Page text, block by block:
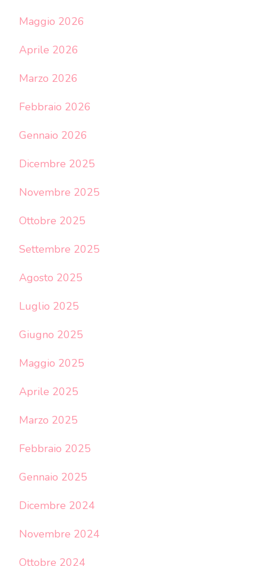
Maggio 2026
Aprile 2026
Marzo 2026
Febbraio 2026
Gennaio 2026
Dicembre 2025
Novembre 2025
Ottobre 2025
Settembre 2025
Agosto 2025
Luglio 2025
Giugno 2025
Maggio 2025
Aprile 2025
Marzo 2025
Febbraio 2025
Gennaio 2025
Dicembre 2024
Novembre 2024
Ottobre 2024